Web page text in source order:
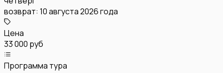
возврат: 10 августа 2026 года
Цена
33 000 руб
Программа тура